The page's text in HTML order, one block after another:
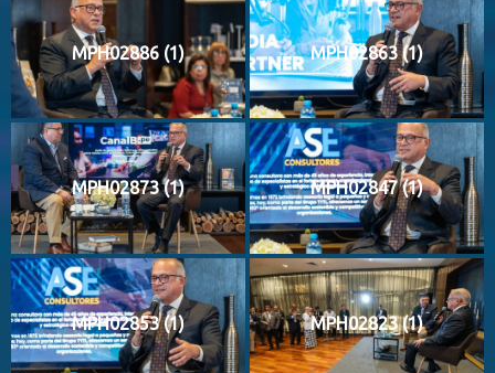
MPH02886 (1) MPH02863 (1)
MPH02873 (1) MPH02847 (1)
MPH02853 (1) MPH02823 (1)